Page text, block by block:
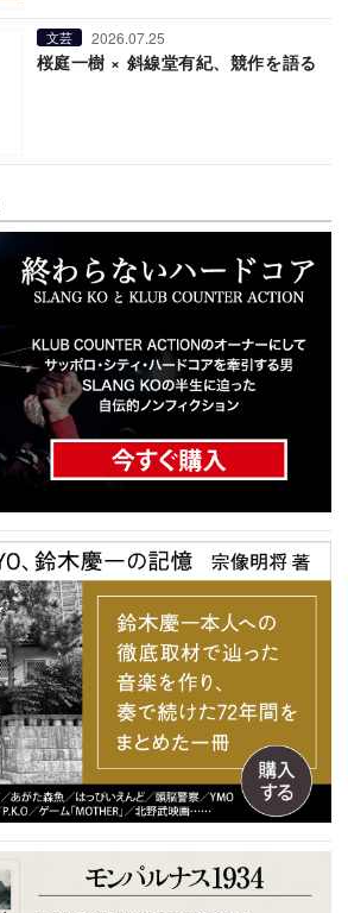
文芸 2026.07.25
桜庭一樹 × 斜線堂有紀、競作を語る